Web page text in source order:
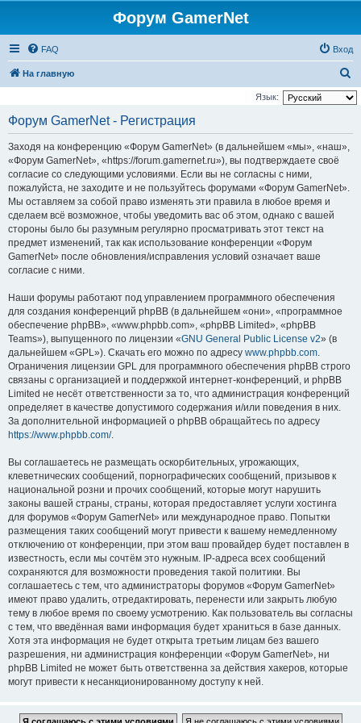
Форум GamerNet
FAQ Вход
На главную
о
Язык:
Форум GamerNet - Регистрация
Заходя на конференцию «Форум GamerNet» (в дальнейшем «мы», «наш»,
«Форум GamerNet», «https://forum.gamernet.ru»), вы подтверждаете своё
согласие со следующими условиями. Если вы не согласны с ними,
пожалуйста, не заходите и не пользуйтесь форумами «Форум GamerNet».
Мы оставляем за собой право изменять эти правила в любое время и
сделаем всё возможное, чтобы уведомить вас об этом, однако с вашей
стороны было бы разумным регулярно просматривать этот текст на
предмет изменений, так как использование конференции «Форум
GamerNet» после обновления/исправления условий означает ваше
согласие с ними.
Наши форумы работают под управлением программного обеспечения
для создания конференций phpBB (в дальнейшем «они», «программное
обеспечение phpBB», «www.phpbb.com», «phpBB Limited», «phpBB
Teams»), выпущенного по лицензии «GNU General Public License v2» (в
дальнейшем «GPL»). Скачать его можно по адресу www.phpbb.com.
Ограничения лицензии GPL для программного обеспечения phpBB строго
связаны с организацией и поддержкой интернет-конференций, и phpBB
Limited не несёт ответственности за то, что администрация конференций
определяет в качестве допустимого содержания и/или поведения в них.
За дополнительной информацией о phpBB обращайтесь по адресу
https://www.phpbb.com/.
Вы соглашаетесь не размещать оскорбительных, угрожающих,
клеветнических сообщений, порнографических сообщений, призывов к
национальной розни и прочих сообщений, которые могут нарушить
законы вашей страны, страны, которая предоставляет услуги хостинга
для форумов «Форум GamerNet» или международное право. Попытки
размещения таких сообщений могут привести к вашему немедленному
отключению от конференции, при этом ваш провайдер будет поставлен в
известность, если мы сочтём это нужным. IP-адреса всех сообщений
сохраняются для возможности проведения такой политики. Вы
соглашаетесь с тем, что администраторы форумов «Форум GamerNet»
имеют право удалить, отредактировать, перенести или закрыть любую
тему в любое время по своему усмотрению. Как пользователь вы согласны
с тем, что введённая вами информация будет храниться в базе данных.
Хотя эта информация не будет открыта третьим лицам без вашего
разрешения, ни администрация конференции «Форум GamerNet», ни
phpBB Limited не может быть ответственна за действия хакеров, которые
могут привести к несанкционированному доступу к ней.